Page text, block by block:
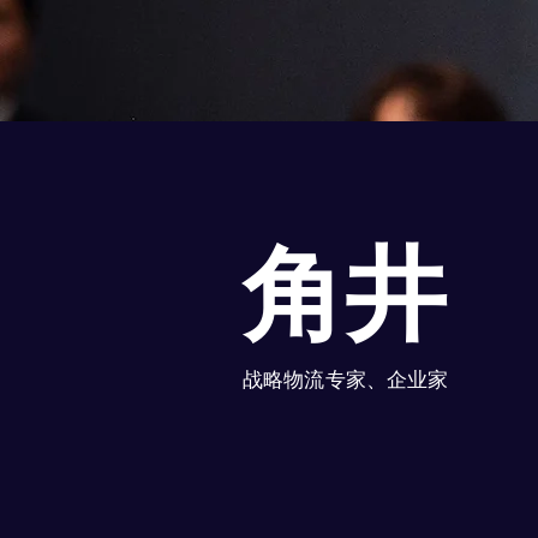
⻆井
战略物流专家、企业家